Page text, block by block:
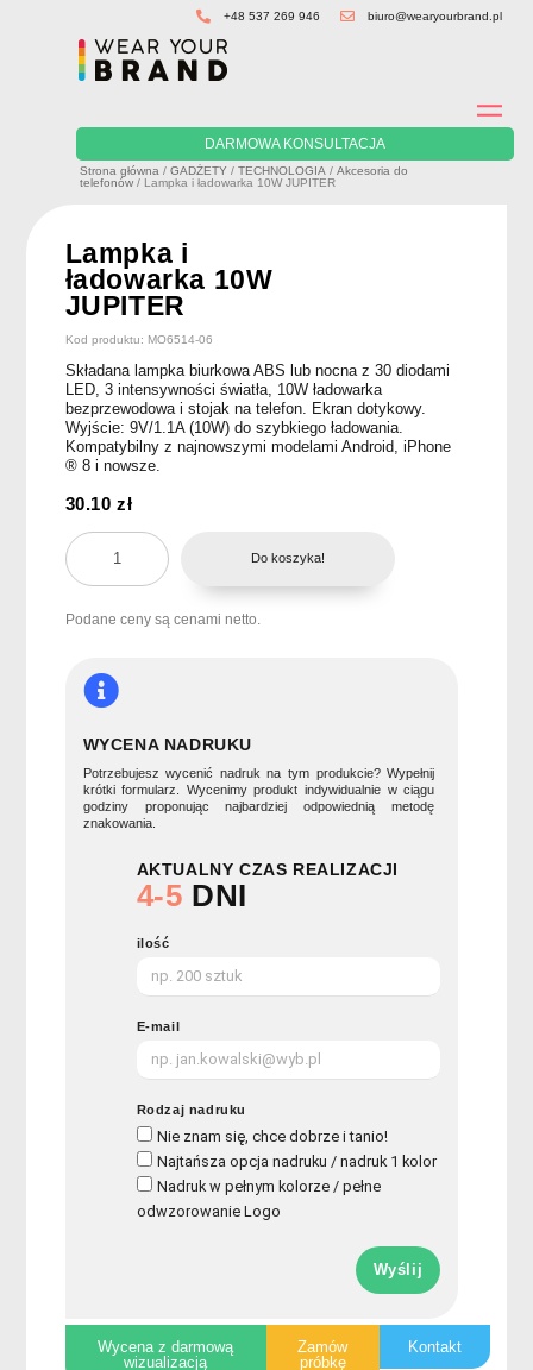
+48 537 269 946 biuro@wearyourbrand.pl
DARMOWA KONSULTACJA
Strona główna /GADŻETY /TECHNOLOGIA /Akcesoria do
telefonów / Lampka i ładowarka 10W JUPITER
Lampka i
ładowarka 10W
JUPITER
Kod produktu: MO6514-06
Składana lampka biurkowa ABS lub nocna z 30 diodami
LED, 3 intensywności światła, 10W ładowarka
bezprzewodowa i stojak na telefon. Ekran dotykowy.
Wyjście: 9V/1.1A (10W) do szybkiego ładowania.
Kompatybilny z najnowszymi modelami Android, iPhone
® 8 i nowsze.
30.10zł
ilość
Lampka
ładowarka
Do koszyka!
Podane ceny są cenami netto.
WYCENA NADRUKU
Potrzebujesz wycenić nadruk na tym produkcie? Wypełnij
krótki formularz. Wycenimy produkt indywidualnie w ciągu
godziny proponując najbardziej odpowiednią metodę
znakowania.
AKTUALNY CZAS REALIZACJI
4-5 DNI
ilość
E-mail
Rodzaj nadruku
Nie znam się, chce dobrze i tanio!
Najtańsza opcja nadruku / nadruk 1 kolor
Nadruk w pełnym kolorze / pełne
odwzorowanie Logo
Wyślij
Wycena z darmową
wizualizacją
Zamów
próbkę
Kontakt